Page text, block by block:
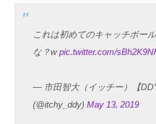
これは初めてのキャッチボー
な？wpic.twitter.com/
— 市田智大（イッチー）【
(@itchy_ddy) May 13, 2019